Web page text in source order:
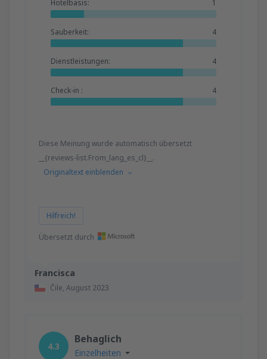
Francisca
Čile, August 2023
Hotelbasis: 1
Sauberkeit: 4
Dienstleistungen: 4
Check-in : 4
Diese Meinung wurde automatisch übersetzt
__{reviews-list.From_lang_es_cl}__.
Originaltext einblenden
Hilfreich!
Übersetzt durch
4.3
Behaglich
Einzelheiten